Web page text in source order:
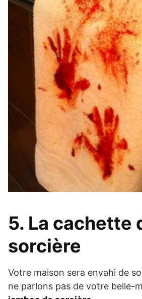
5. La cachette
sorcière
Votre maison sera envahi de
ne parlons pas de votre belle-